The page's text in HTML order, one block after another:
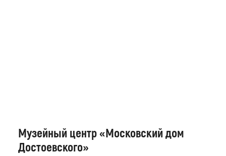
Музейный центр «Московский дом
Достоевского»